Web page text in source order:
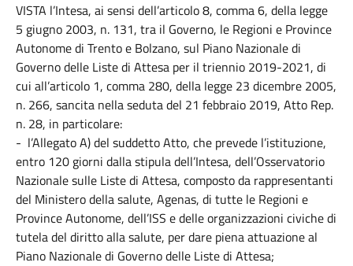
VISTA l’Intesa, ai sensi dell’articolo 8, comma 6, della legge
5 giugno 2003, n. 131, tra il Governo, le Regioni e Province
Autonome di Trento e Bolzano, sul Piano Nazionale di
Governo delle Liste di Attesa per il triennio 2019-2021, di
cui all’articolo 1, comma 280, della legge 23 dicembre 2005,
n. 266, sancita nella seduta del 21 febbraio 2019, Atto Rep.
n. 28, in particolare:
- l’Allegato A) del suddetto Atto, che prevede l’istituzione,
entro 120 giorni dalla stipula dell’Intesa, dell’Osservatorio
Nazionale sulle Liste di Attesa, composto da rappresentanti
del Ministero della salute, Agenas, di tutte le Regioni e
Province Autonome, dell’ISS e delle organizzazioni civiche di
tutela del diritto alla salute, per dare piena attuazione al
Piano Nazionale di Governo delle Liste di Attesa;